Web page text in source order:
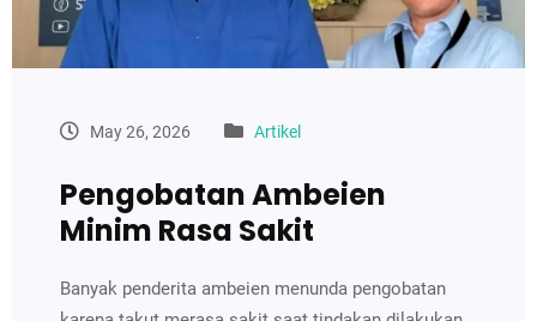
May 26, 2026 Artikel
Pengobatan Ambeien
Minim Rasa Sakit
Banyak penderita ambeien menunda pengobatan